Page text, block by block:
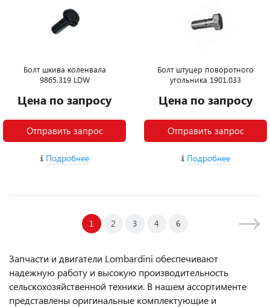
Болт шкива коленвала
9865.319 LDW
Цена по запросу
Отправить запрос
Подробнее
Болт штуцер поворотного
угольника 1901.033
Цена по запросу
Отправить запрос
Подробнее
1 2 3 4 6
Запчасти и двигатели Lombardini обеспечивают
надежную работу и высокую производительность
сельскохозяйственной техники. В нашем ассортименте
представлены оригинальные комплектующие и